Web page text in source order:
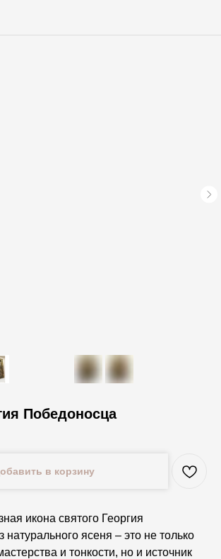
Победоносца
в корзину
икона святого Георгия
натурального ясеня – это не только
и тонкости, но и источник